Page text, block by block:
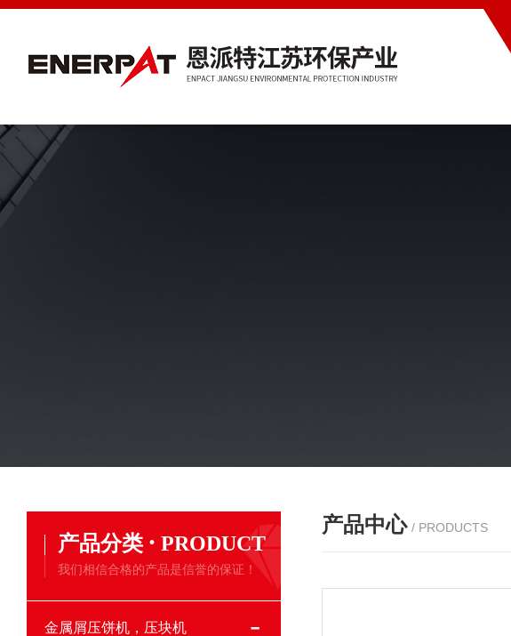
产品分类 · PRODUCT
我们相信合格的产品是信誉的保证！
金属屑压饼机，压块机
产品中心 / PRODUCTS